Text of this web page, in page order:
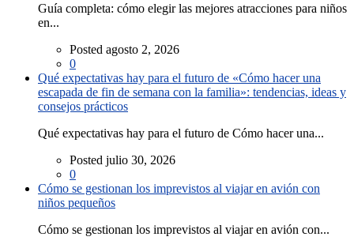
Guía completa: cómo elegir las mejores atracciones para niños
en...
Posted agosto 2, 2026
0
Qué expectativas hay para el futuro de «Cómo hacer una
escapada de fin de semana con la familia»: tendencias, ideas y
consejos prácticos
Qué expectativas hay para el futuro de Cómo hacer una...
Posted julio 30, 2026
0
Cómo se gestionan los imprevistos al viajar en avión con
niños pequeños
Cómo se gestionan los imprevistos al viajar en avión con...